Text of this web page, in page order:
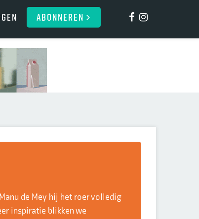
ABONNEREN
de Mey hij het roer volledig
inspiratie blikken we